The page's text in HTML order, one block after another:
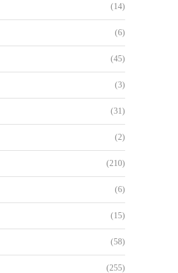
(14)
(6)
(45)
(3)
(31)
(2)
(210)
(6)
(15)
(58)
(255)